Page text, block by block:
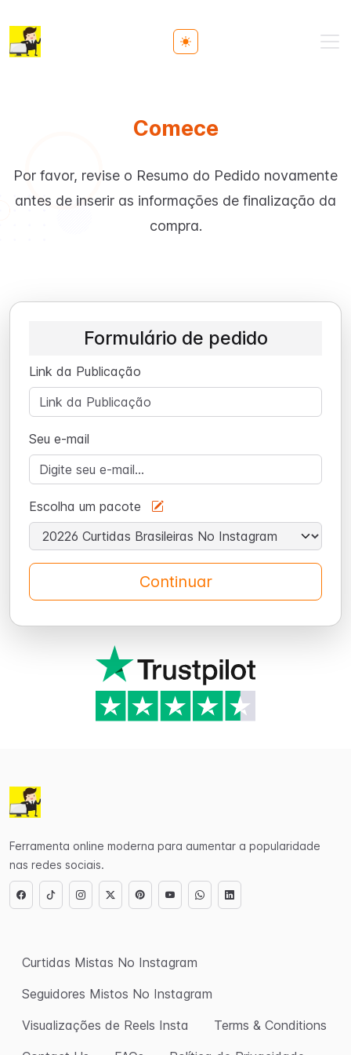
Toggle theme
Comece
Por favor, revise o Resumo do Pedido novamente
antes de inserir as informações de finalização da
compra.
Formulário de pedido
Link da Publicação
Seu e-mail
Escolha um pacote
Continuar
Ferramenta online moderna para aumentar a popularidade
nas redes sociais.
Curtidas Mistas No Instagram
Seguidores Mistos No Instagram
Visualizações de Reels Insta
Terms & Conditions